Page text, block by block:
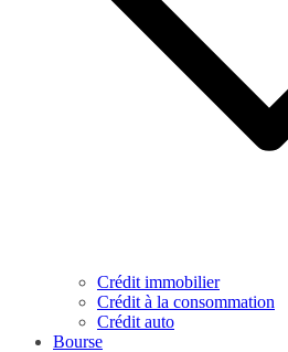
Crédit immobilier
Crédit à la consommation
Crédit auto
Bourse